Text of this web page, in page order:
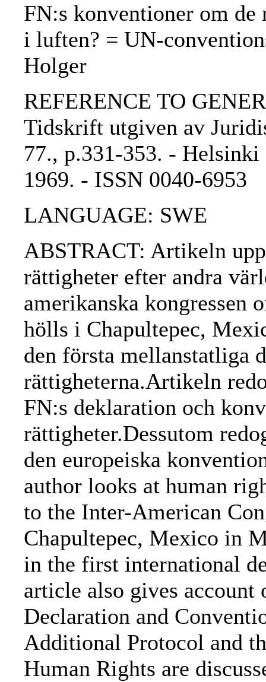
FN:s konventioner om
i luften? = UN-
Holger
REFERENCE TO
Tidskrift utgiven av
77., p.331-353. -
1969. - ISSN 0040-6953
LANGUAGE: SWE
ABSTRACT: Artikeln
rättigheter efter andra
amerikanska kongressen
hölls i Chapultepec,
den första mellanstatliga
rättigheterna.Artikeln
FN:s deklaration och
rättigheter.Dessutom
den europeiska
author looks at human
to the Inter-American
Chapultepec, Mexico in
in the first international
article also gives
Declaration and
Additional Protocol and
Human Rights are